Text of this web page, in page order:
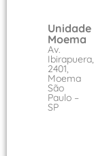
Unidade
Moema
Av.
Ibirapuera,
2401,
Moema
São
Paulo –
SP